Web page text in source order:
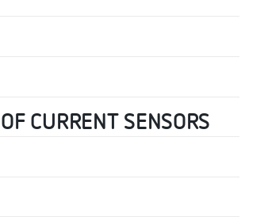
CURRENT SENSORS